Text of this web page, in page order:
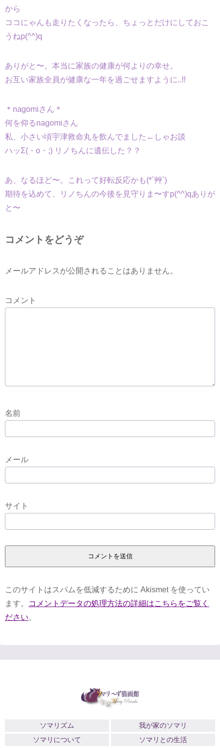
から
ココにゃんも走りたくなったら、ちょっとだけにしておこ
うねp(^^)q
ありがと〜。本当に家族の健康が何よりの幸せ。
お互い家族全員が健康な一年を過ごせますように..!!
＊nagomiさん＊
何を仰るnagomiさん
私、小さい頃宇津救命丸を飲んでました←しゃお談
ハッΣ(・o・;) リノちんに遺伝した？？
あ、なるほど〜。これって好転反応かも(*´艸`)
期待を込めて、リノちんの今後を見守りま〜すp(^^)qありが
と〜
コメントをどうぞ
メールアドレスが公開されることはありません。
コメント
名前
メール
サイト
このサイトはスパムを低減するために Akismet を使ってい
ます。
コメントデータの処理方法の詳細はこちらをご覧く
ださい。
ソマリズム
我が家のソマリ
ソマリについて
ソマリとの生活